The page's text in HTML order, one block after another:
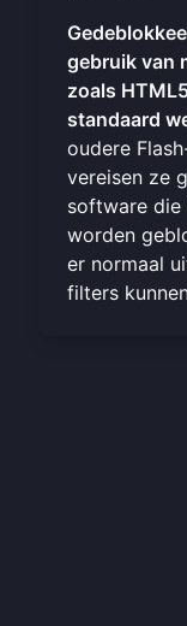
gebruik van
zoals
standaard
oudere
vereisen ze
software die
worden
er normaal
filters